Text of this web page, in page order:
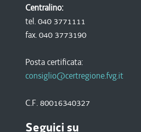
Centralino:
tel. 040 3771111
fax. 040 3773190
Posta certificata:
consiglio@certregione.fvg.it
C.F. 80016340327
Seguici su